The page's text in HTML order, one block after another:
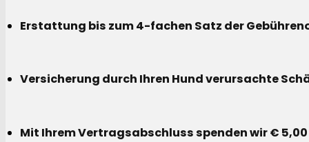
Erstattung bis zum 4-fachen Satz der
Versicherung durch Ihren Hund verursachte
Mit Ihrem Vertragsabschluss spenden wir €